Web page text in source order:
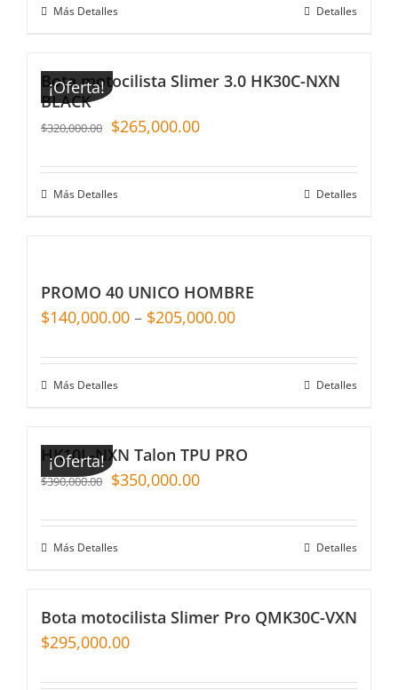
Más Detalles Detalles
¡Oferta!
Bota motocilista Slimer 3.0 HK30C-NXN
BLACK
$320,000.00 $265,000.00
Más Detalles Detalles
PROMO 40 UNICO HOMBRE
$140,000.00 – $205,000.00
Más Detalles Detalles
¡Oferta!
HK10L-NXN Talon TPU PRO
$390,000.00 $350,000.00
Más Detalles Detalles
Bota motocilista Slimer Pro QMK30C-VXN
$295,000.00